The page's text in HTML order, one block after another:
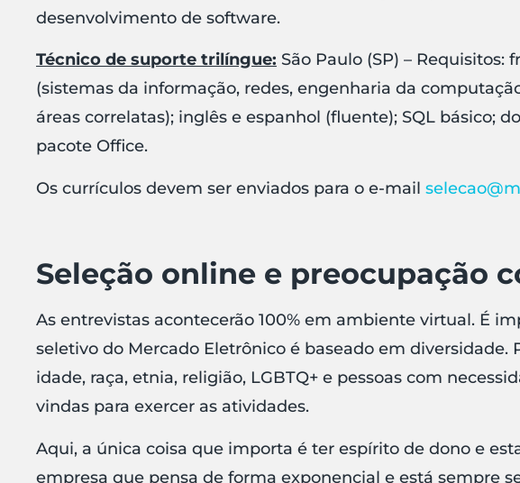
desenvolvimento de software.
Técnico de suporte trilíngue: São Paulo (SP) –
(sistemas da informação, redes, engenharia da
áreas correlatas); inglês e espanhol (fluente); SQL básico;
pacote Office.
Os currículos devem ser enviados para o e-mail
Seleção online e preocupação
As entrevistas acontecerão 100% em ambiente virtual. É
seletivo do Mercado Eletrônico é baseado em diversidade.
idade, raça, etnia, religião, LGBTQ+ e pessoas com
vindas para exercer as atividades.
Aqui, a única coisa que importa é ter espírito de dono e
empresa que pensa de forma exponencial e está sempre